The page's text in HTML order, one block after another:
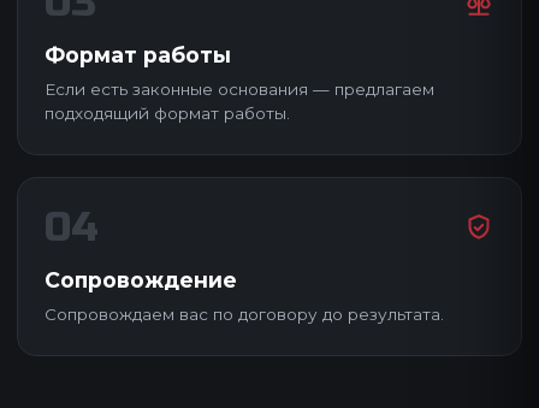
Формат работы
Если есть законные основания — предлагаем
подходящий формат работы.
04
Сопровождение
Сопровождаем вас по договору до результата.